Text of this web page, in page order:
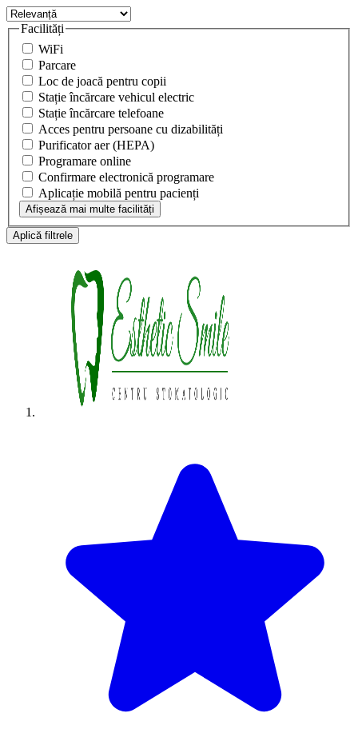
Facilități
WiFi
Parcare
Loc de joacă pentru copii
Stație încărcare vehicul electric
Stație încărcare telefoane
Acces pentru persoane cu dizabilități
Purificator aer (HEPA)
Programare online
Confirmare electronică programare
Aplicație mobilă pentru pacienți
Afișează mai multe facilități
Aplică filtrele